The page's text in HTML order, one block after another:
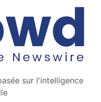
sur l'intelligence